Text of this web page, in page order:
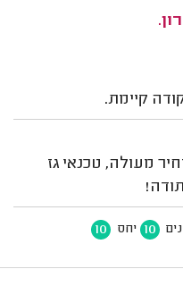
קיימת.
מעולה, טכנאי גז
10 יחס 10